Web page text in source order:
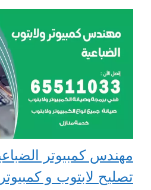
تصليح لابتوب و